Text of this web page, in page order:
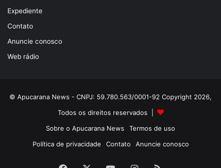
Expediente
Contato
Anuncie conosco
Web rádio
© Apucarana News - CNPJ: 59.780.563/0001-92 Copyright 2026,
Todos os direitos reservados |
Sobre o Apucarana News
Termos de uso
Política de privacidade
Contato Anuncie conosco